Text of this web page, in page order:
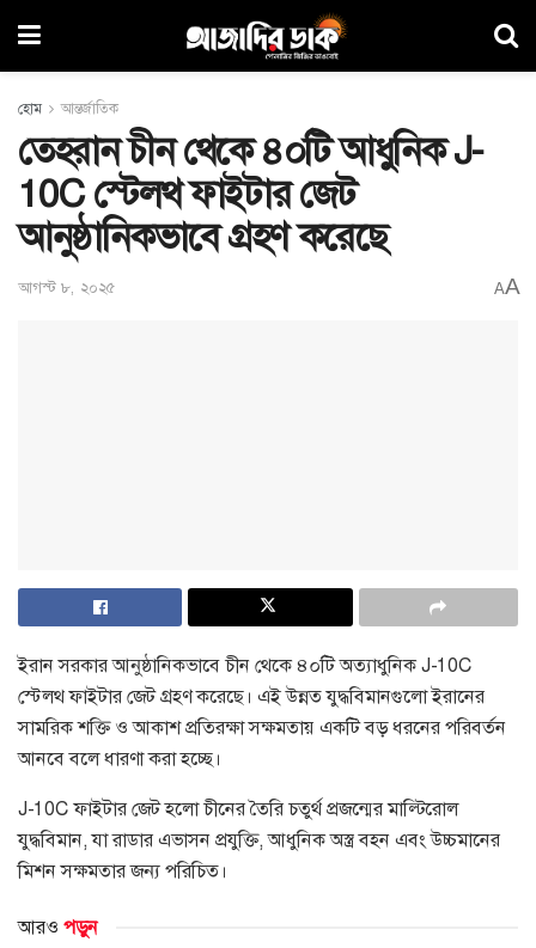
হোম আন্তর্জাতিক
তেহরান চীন থেকে ৪০টি আধুনিক J-
10C স্টেলথ ফাইটার জেট
আনুষ্ঠানিকভাবে গ্রহণ করেছে
আগস্ট ৮, ২০২৫ AA
ইরান সরকার আনুষ্ঠানিকভাবে চীন থেকে ৪০টি অত্যাধুনিক J-10C
স্টেলথ ফাইটার জেট গ্রহণ করেছে। এই উন্নত যুদ্ধবিমানগুলো ইরানের
সামরিক শক্তি ও আকাশ প্রতিরক্ষা সক্ষমতায় একটি বড় ধরনের পরিবর্তন
আনবে বলে ধারণা করা হচ্ছে।
J-10C ফাইটার জেট হলো চীনের তৈরি চতুর্থ প্রজন্মের মাল্টিরোল
যুদ্ধবিমান, যা রাডার এভাসন প্রযুক্তি, আধুনিক অস্ত্র বহন এবং উচ্চমানের
মিশন সক্ষমতার জন্য পরিচিত।
আরও পড়ুন